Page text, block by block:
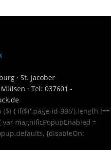
· St. Jacober
· Tel: 037601 -
{ if($('.page-id-996').length !==
magnificPopupEnabled =
{disableOn: